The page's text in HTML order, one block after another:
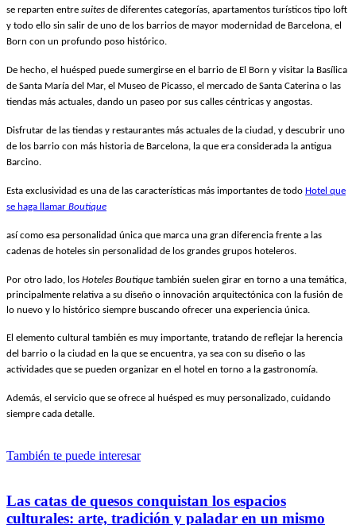
se reparten entre suites de diferentes categorías, apartamentos turísticos tipo loft
y todo ello sin salir de uno de los barrios de mayor modernidad de Barcelona, el
Born con un profundo poso histórico.
De hecho, el huésped puede sumergirse en el barrio de El Born y visitar la Basílica
de Santa María del Mar, el Museo de Picasso, el mercado de Santa Caterina o las
tiendas más actuales, dando un paseo por sus calles céntricas y angostas.
Disfrutar de las tiendas y restaurantes más actuales de la ciudad, y descubrir uno
de los barrio con más historia de Barcelona, la que era considerada la antigua
Barcino.
Esta exclusividad es una de las características más importantes de todo Hotel que
se haga llamar Boutique
así como esa personalidad única que marca una gran diferencia frente a las
cadenas de hoteles sin personalidad de los grandes grupos hoteleros.
Por otro lado, los Hoteles Boutique también suelen girar en torno a una temática,
principalmente relativa a su diseño o innovación arquitectónica con la fusión de
lo nuevo y lo histórico siempre buscando ofrecer una experiencia única.
El elemento cultural también es muy importante, tratando de reflejar la herencia
del barrio o la ciudad en la que se encuentra, ya sea con su diseño o las
actividades que se pueden organizar en el hotel en torno a la gastronomía.
Además, el servicio que se ofrece al huésped es muy personalizado, cuidando
siempre cada detalle.
También te puede interesar
Las catas de quesos conquistan los espacios
culturales: arte, tradición y paladar en un mismo